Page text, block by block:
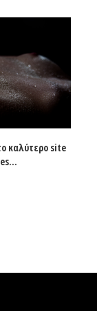
καλύτερο site